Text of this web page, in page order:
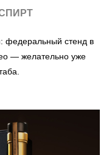
федеральный стенд в
— желательно уже